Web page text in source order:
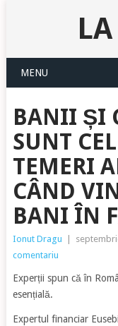
MENU
BANII ȘI
SUNT
TEMERI
CÂND
BANI ÎN
Ionut Dragu
comentariu
Experții spun că în
esențială.
Expertul financiar